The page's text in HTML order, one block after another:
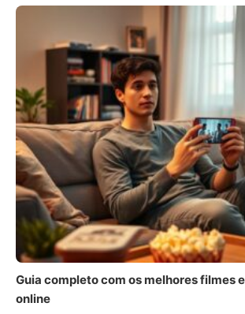
Guia completo com os melhores filmes
online